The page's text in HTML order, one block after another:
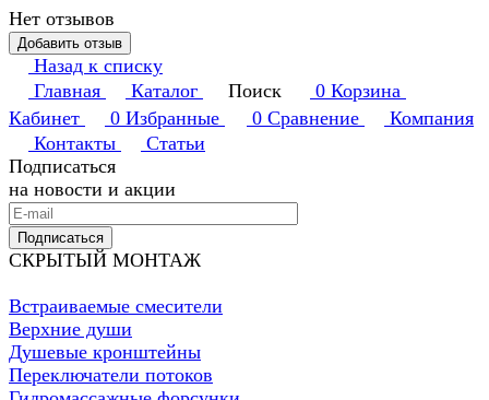
Нет отзывов
Добавить отзыв
Назад к списку
Главная
Каталог Поиск 0 Корзина
Кабинет
0 Избранные 0 Сравнение
Компания
Контакты
Статьи
Подписаться
на новости и акции
Подписаться
СКРЫТЫЙ МОНТАЖ
Встраиваемые смесители
Верхние души
Душевые кронштейны
Переключатели потоков